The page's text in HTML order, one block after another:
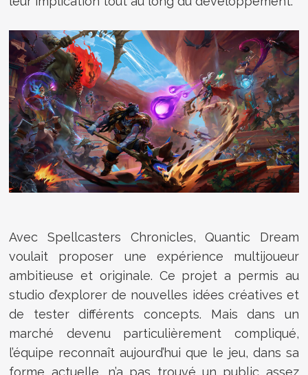
Avec Spellcasters Chronicles, Quantic Dream
voulait proposer une expérience multijoueur
ambitieuse et originale. Ce projet a permis au
studio d’explorer de nouvelles idées créatives et
de tester différents concepts. Mais dans un
marché devenu particulièrement compliqué,
l’équipe reconnaît aujourd’hui que le jeu, dans sa
forme actuelle, n’a pas trouvé un public assez